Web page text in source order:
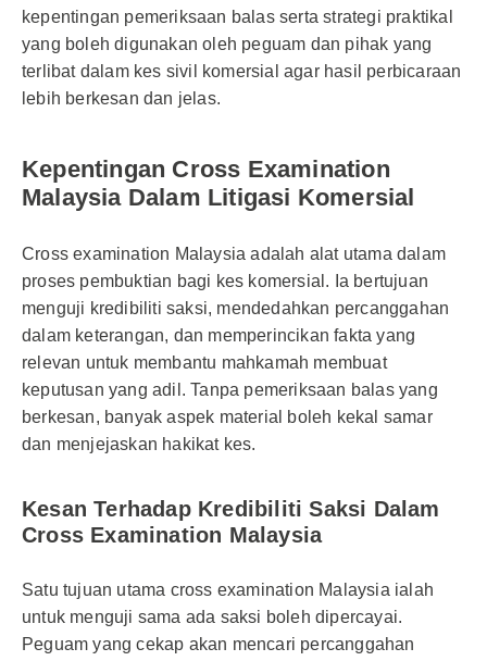
kepentingan pemeriksaan balas serta strategi praktikal
yang boleh digunakan oleh peguam dan pihak yang
terlibat dalam kes sivil komersial agar hasil perbicaraan
lebih berkesan dan jelas.
Kepentingan Cross Examination
Malaysia Dalam Litigasi Komersial
Cross examination Malaysia adalah alat utama dalam
proses pembuktian bagi kes komersial. Ia bertujuan
menguji kredibiliti saksi, mendedahkan percanggahan
dalam keterangan, dan memperincikan fakta yang
relevan untuk membantu mahkamah membuat
keputusan yang adil. Tanpa pemeriksaan balas yang
berkesan, banyak aspek material boleh kekal samar
dan menjejaskan hakikat kes.
Kesan Terhadap Kredibiliti Saksi Dalam
Cross Examination Malaysia
Satu tujuan utama cross examination Malaysia ialah
untuk menguji sama ada saksi boleh dipercayai.
Peguam yang cekap akan mencari percanggahan